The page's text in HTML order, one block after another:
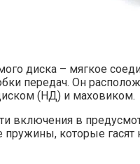
диска – мягкое
передач. Он
(НД) и маховиком.
включения в
которые гасят